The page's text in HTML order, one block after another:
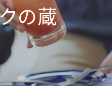
の蔵
の蔵